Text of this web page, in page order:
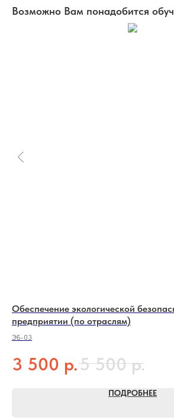
Возможно Вам понадобится
Обеспечение экологической
предприятии (по отраслям)
ЭБ-03
3 500 р.5 500 р.
ПОДРОБНЕЕ